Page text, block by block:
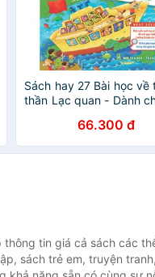
Sách hay 27 Bài học về
thần Lạc quan - Dành
66.300 đ
tin giá cả sách các
sách trẻ em, truyện